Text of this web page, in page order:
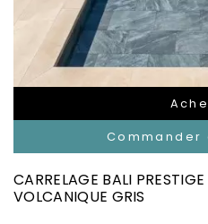
Commander
CARRELAGE BALI
VOLCANIQUE GRIS